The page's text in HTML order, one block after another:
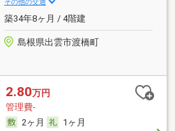
その他の交通
築34年8ヶ月 / 4階建
島根県出雲市渡橋町
2.80万円
管理費-
2ヶ月
1ヶ月